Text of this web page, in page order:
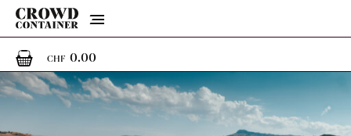
Menu
CHF 0.000 Artikel im Warenkorb